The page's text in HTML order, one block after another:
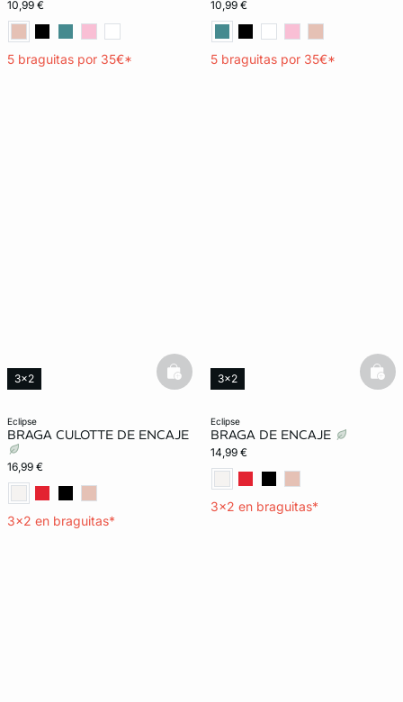
10,99 €
5 braguitas por 35€*
10,99 €
5 braguitas por 35€*
eclipse
BRAGA CULOTTE DE ENCAJE
16,99 €
3x2 en braguitas*
3x2 basketfull
eclipse
BRAGA DE ENCAJE
14,99 €
3x2 en braguitas*
3x2